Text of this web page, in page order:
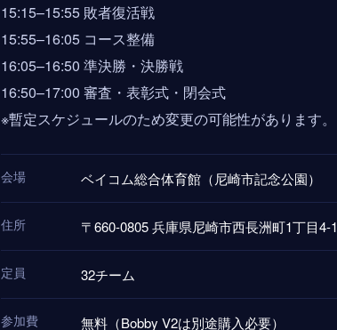
15:15–15:55 敗者復活戦
15:55–16:05 コース整備
16:05–16:50 準決勝・決勝戦
16:50–17:00 審査・表彰式・閉会式
※暫定スケジュールのため変更の可能性があります。
会場 ベイコム総合体育館（尼崎市記念公園）
住所 〒660-0805 兵庫県尼崎市西長洲町1丁目4-1
定員 32チーム
参加費 無料（Bobby V2は別途購入必要）